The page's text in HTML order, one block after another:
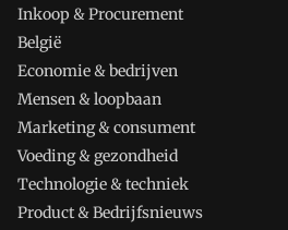
Inkoop & Procurement
België
Economie & bedrijven
Mensen & loopbaan
Marketing & consument
Voeding & gezondheid
Technologie & techniek
Product & Bedrijfsnieuws